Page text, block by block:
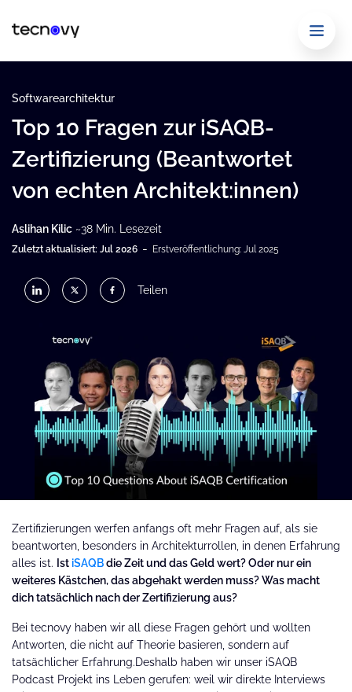
Softwarearchitektur
Top 10 Fragen zur iSAQB-
Zertifizierung (Beantwortet
von echten Architekt:innen)
Aslihan Kilic ~38 Min. Lesezeit
Zuletzt aktualisiert: Jul 2026 - Erstveröffentlichung: Jul 2025
Teilen
Zertifizierungen werfen anfangs oft mehr Fragen auf, als sie
beantworten, besonders in Architekturrollen, in denen Erfahrung
alles ist. Ist iSAQBdie Zeit und das Geld wert? Oder nur ein
weiteres Kästchen, das abgehakt werden muss? Was macht
dich tatsächlich nach der Zertifizierung aus?
Bei tecnovy haben wir all diese Fragen gehört und wollten
Antworten, die nicht auf Theorie basieren, sondern auf
tatsächlicher Erfahrung.Deshalb haben wir unser iSAQB
Podcast Projekt ins Leben gerufen: weil wir direkte Interviews